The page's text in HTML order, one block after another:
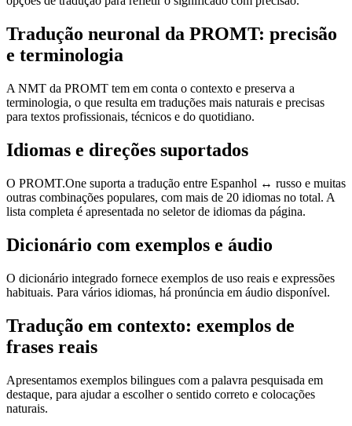
Tradução neuronal da PROMT: precisão
e terminologia
A NMT da PROMT tem em conta o contexto e preserva a
terminologia, o que resulta em traduções mais naturais e precisas
para textos profissionais, técnicos e do quotidiano.
Idiomas e direções suportados
O PROMT.One suporta a tradução entre Espanhol ↔ russo e muitas
outras combinações populares, com mais de 20 idiomas no total. A
lista completa é apresentada no seletor de idiomas da página.
Dicionário com exemplos e áudio
O dicionário integrado fornece exemplos de uso reais e expressões
habituais. Para vários idiomas, há pronúncia em áudio disponível.
Tradução em contexto: exemplos de
frases reais
Apresentamos exemplos bilingues com a palavra pesquisada em
destaque, para ajudar a escolher o sentido correto e colocações
naturais.